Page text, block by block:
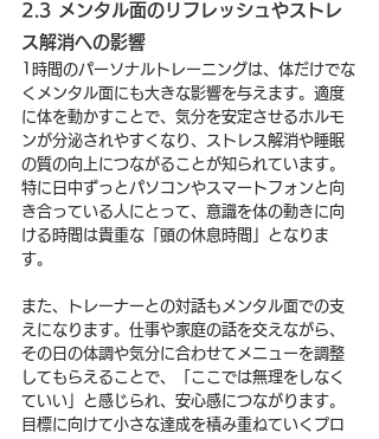
2.3 メンタル面のリフレッシュやストレ
ス解消への影響
1時間のパーソナルトレーニングは、体だけでな
くメンタル面にも大きな影響を与えます。適度
に体を動かすことで、気分を安定させるホルモ
ンが分泌されやすくなり、ストレス解消や睡眠
の質の向上につながることが知られています。
特に日中ずっとパソコンやスマートフォンと向
き合っている人にとって、意識を体の動きに向
ける時間は貴重な「頭の休息時間」となりま
す。
また、トレーナーとの対話もメンタル面での支
えになります。仕事や家庭の話を交えながら、
その日の体調や気分に合わせてメニューを調整
してもらえることで、「ここでは無理をしなく
ていい」と感じられ、安心感につながります。
目標に向けて小さな達成を積み重ねていくプロ